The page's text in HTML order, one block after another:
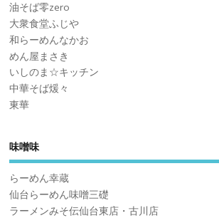
油そば零zero
大衆食堂ふじや
和らーめんなかお
めん屋まさき
いしのま☆キッチン
中華そば煖々
東華
味噌味
らーめん幸蔵
仙台らーめん味噌三礎
ラーメンみそ伝仙台東店・古川店